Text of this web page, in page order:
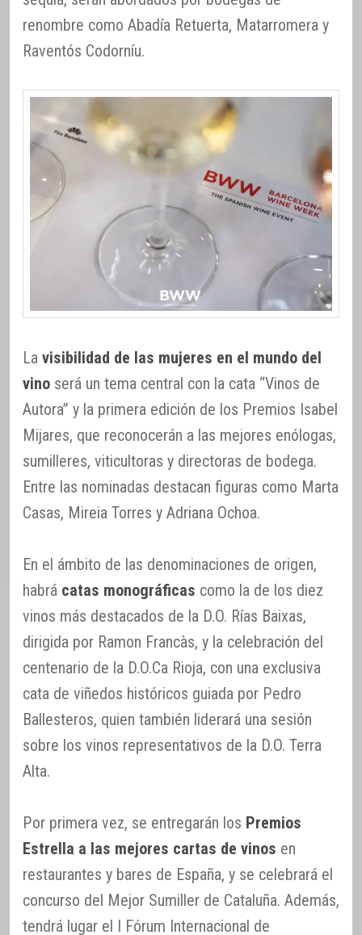
renombre como Abadía Retuerta, Matarromera y
Raventós Codorníu.
La visibilidad de las mujeres en el mundo del
vino será un tema central con la cata “Vinos de
Autora” y la primera edición de los Premios Isabel
Mijares, que reconocerán a las mejores enólogas,
sumilleres, viticultoras y directoras de bodega.
Entre las nominadas destacan figuras como Marta
Casas, Mireia Torres y Adriana Ochoa.
En el ámbito de las denominaciones de origen,
habrá catas monográficas como la de los diez
vinos más destacados de la D.O. Rías Baixas,
dirigida por Ramon Francàs, y la celebración del
centenario de la D.O.Ca Rioja, con una exclusiva
cata de viñedos históricos guiada por Pedro
Ballesteros, quien también liderará una sesión
sobre los vinos representativos de la D.O. Terra
Alta.
Por primera vez, se entregarán los Premios
Estrella a las mejores cartas de vinos en
restaurantes y bares de España, y se celebrará el
concurso del Mejor Sumiller de Cataluña. Además,
tendrá lugar el I Fórum Internacional de